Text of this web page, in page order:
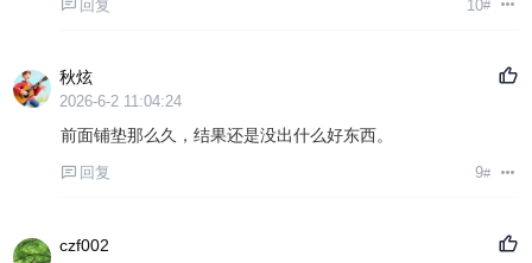
回复 10#
秋炫
2026-6-2 11:04:24
前面铺垫那么久，结果还是没出什么好东西。
回复 9#
czf002